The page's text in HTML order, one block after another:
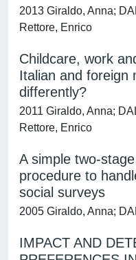
2013 Giraldo, Anna;
Rettore, Enrico
Childcare, work
Italian and foreign
differently?
2011 Giraldo, Anna;
Rettore, Enrico
A simple two-
procedure to
social surveys
2005 Giraldo, Anna;
IMPACT AND